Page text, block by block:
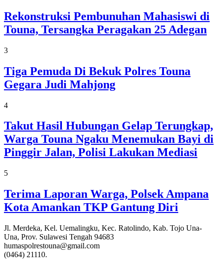
Rekonstruksi Pembunuhan Mahasiswi di
Touna, Tersangka Peragakan 25 Adegan
3
Tiga Pemuda Di Bekuk Polres Touna
Gegara Judi Mahjong
4
Takut Hasil Hubungan Gelap Terungkap,
Warga Touna Ngaku Menemukan Bayi di
Pinggir Jalan, Polisi Lakukan Mediasi
5
Terima Laporan Warga, Polsek Ampana
Kota Amankan TKP Gantung Diri
Jl. Merdeka, Kel. Uemalingku, Kec. Ratolindo, Kab. Tojo Una-
Una, Prov. Sulawesi Tengah 94683
humaspolrestouna@gmail.com
(0464) 21110.